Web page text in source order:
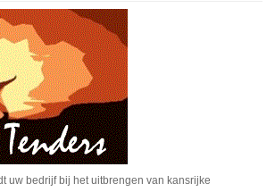
uw bedrijf bij het uitbrengen van kansrijke